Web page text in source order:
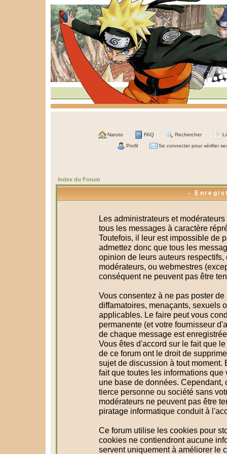
Naruto FAQ Rechercher
Profil Se connecter pour vérifier
Index du Forum
-
Les administrateurs et
tous les messages à caractère
Toutefois, il leur est impossible de
admettez donc que tous les
opinion de leurs auteurs
modérateurs, ou webmestres
conséquent ne peuvent pas être
Vous consentez à ne pas poster
diffamatoires, menaçants, sexuels
applicables. Le faire peut vous
permanente (et votre fournisseur
de chaque message est
Vous êtes d'accord sur le fait que
de ce forum ont le droit de
sujet de discussion à tout moment.
fait que toutes les informations
une base de données.
tierce personne ou société sans
modérateurs ne peuvent pas être
piratage informatique conduit à
Ce forum utilise les cookies pour
cookies ne contiendront aucune
servent uniquement à améliorer le